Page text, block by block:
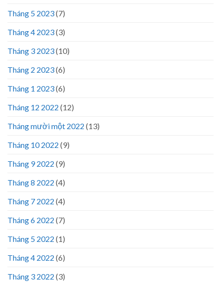
Tháng 5 2023(7)
Tháng 4 2023(3)
Tháng 3 2023(10)
Tháng 2 2023(6)
Tháng 1 2023(6)
Tháng 12 2022 (12)
Tháng mười một 2022 (13)
Tháng 10 2022 (9)
Tháng 9 2022 (9)
Tháng 8 2022 (4)
Tháng 7 2022 (4)
Tháng 6 2022 (7)
Tháng 5 2022 (1)
Tháng 4 2022 (6)
Tháng 3 2022 (3)